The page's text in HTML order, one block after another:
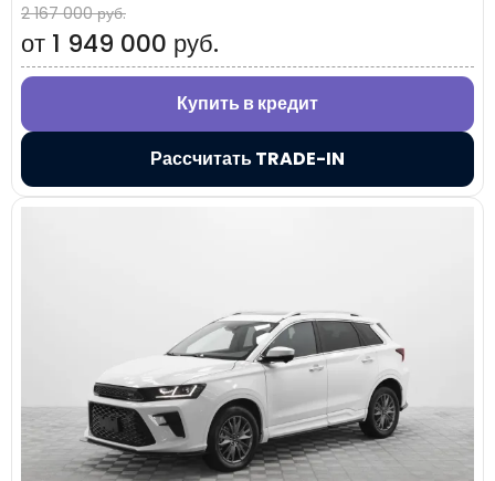
2 167 000 руб.
от 1 949 000 руб.
Купить в кредит
Рассчитать TRADE-IN